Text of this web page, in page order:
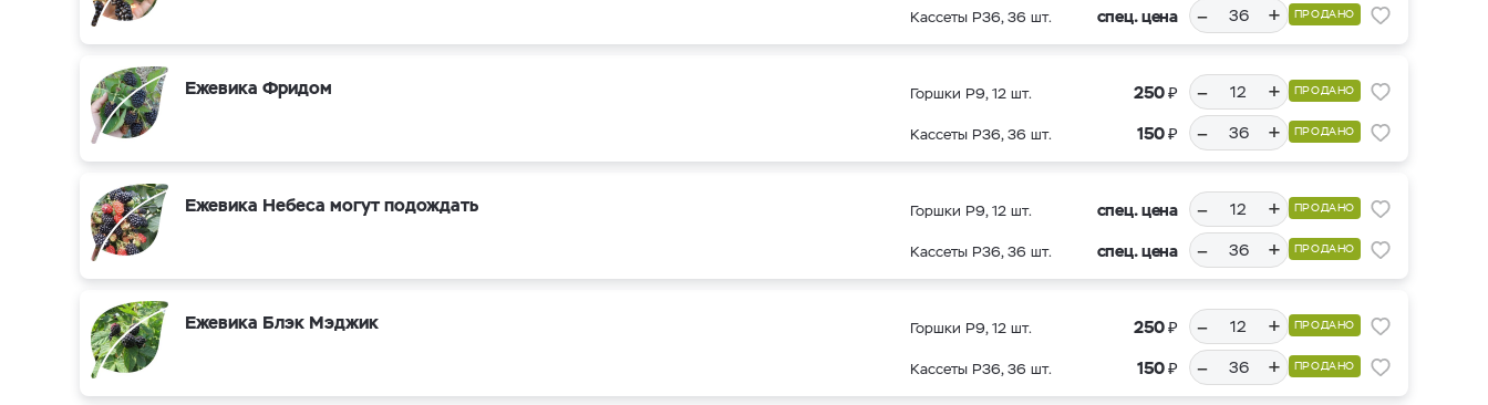
Кассеты Р36, 36 шт. спец. цена – + ПРОДАНО
Ежевика Фридом Горшки Р9, 12 шт. 250₽ – + ПРОДАНО
Кассеты Р36, 36 шт. 150₽ – + ПРОДАНО
Ежевика Небеса могут подождать Горшки Р9, 12 шт. спец. цена – + ПРОДАНО
Кассеты Р36, 36 шт. спец. цена – + ПРОДАНО
Ежевика Блэк Мэджик Горшки Р9, 12 шт. 250₽ – + ПРОДАНО
Кассеты Р36, 36 шт. 150₽ – + ПРОДАНО